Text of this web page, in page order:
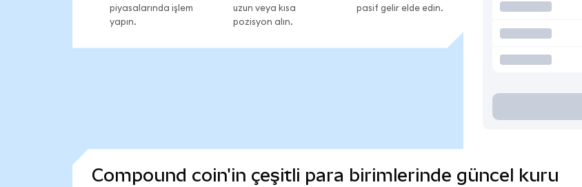
piyasalarında işlem
yapın.
uzun veya kısa
pozisyon alın.
pasif gelir elde edin.
Compound coin'in çeşitli para birimlerinde güncel kuru